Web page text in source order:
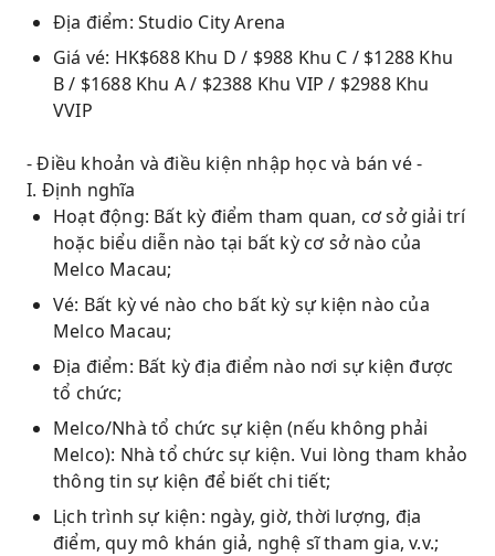
Địa điểm: Studio City Arena
Giá vé: HK$688 Khu D / $988 Khu C / $1288 Khu
B / $1688 Khu A / $2388 Khu VIP / $2988 Khu
VVIP
- Điều khoản và điều kiện nhập học và bán vé -
I. Định nghĩa
Hoạt động: Bất kỳ điểm tham quan, cơ sở giải trí
hoặc biểu diễn nào tại bất kỳ cơ sở nào của
Melco Macau;
Vé: Bất kỳ vé nào cho bất kỳ sự kiện nào của
Melco Macau;
Địa điểm: Bất kỳ địa điểm nào nơi sự kiện được
tổ chức;
Melco/Nhà tổ chức sự kiện (nếu không phải
Melco): Nhà tổ chức sự kiện. Vui lòng tham khảo
thông tin sự kiện để biết chi tiết;
Lịch trình sự kiện: ngày, giờ, thời lượng, địa
điểm, quy mô khán giả, nghệ sĩ tham gia, v.v.;